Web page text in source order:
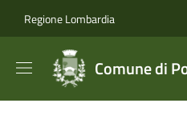
Regione Lombardia
Comune di